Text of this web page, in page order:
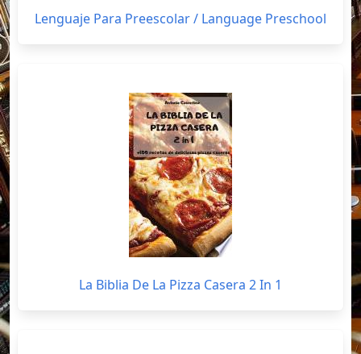
Lenguaje Para Preescolar / Language Preschool
La Biblia De La Pizza Casera 2 In 1